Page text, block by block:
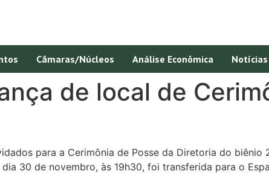
Câmaras/Núcleos Análise Econômica Notícias
de local de
para a Cerimônia de Posse da Diretoria do
30 de novembro, às 19h30, foi transferida para o